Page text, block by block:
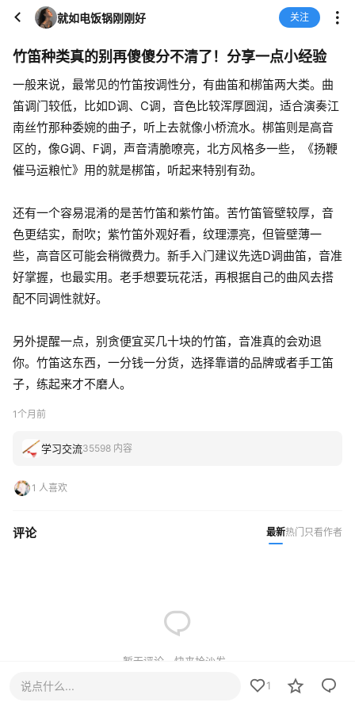
就如电饭锅刚刚好 关注
竹笛种类真的别再傻傻分不清了！分享一点小经验
一般来说，最常见的竹笛按调性分，有曲笛和梆笛两大类。曲
笛调门较低，比如D调、C调，音色比较浑厚圆润，适合演奏江
南丝竹那种委婉的曲子，听上去就像小桥流水。梆笛则是高音
区的，像G调、F调，声音清脆嘹亮，北方风格多一些，《扬鞭
催马运粮忙》用的就是梆笛，听起来特别有劲。
还有一个容易混淆的是苦竹笛和紫竹笛。苦竹笛管壁较厚，音
色更结实，耐吹；紫竹笛外观好看，纹理漂亮，但管壁薄一
些，高音区可能会稍微费力。新手入门建议先选D调曲笛，音准
好掌握，也最实用。老手想要玩花活，再根据自己的曲风去搭
配不同调性就好。
另外提醒一点，别贪便宜买几十块的竹笛，音准真的会劝退
你。竹笛这东西，一分钱一分货，选择靠谱的品牌或者手工笛
子，练起来才不磨人。
1个月前
学习交流35598 内容
1 人喜欢
评论 最新热门 只看作者
暂无评论，快来抢沙发~
说点什么... 1